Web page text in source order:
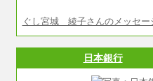
ぐし宮城 綾子さんのメッセー
日本銀行